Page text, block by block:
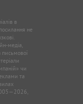
в
не
медіа,
чи
та